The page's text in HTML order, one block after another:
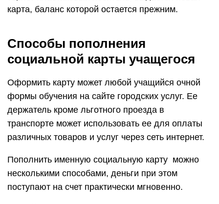
карта, баланс которой остается прежним.
Способы пополнения
социальной карты учащегося
Оформить карту может любой учащийся очной
формы обучения на сайте городских услуг. Ее
держатель кроме льготного проезда в
транспорте может использовать ее для оплаты
различных товаров и услуг через сеть интернет.
Пополнить именную социальную карту можно
несколькими способами, деньги при этом
поступают на счет практически мгновенно.